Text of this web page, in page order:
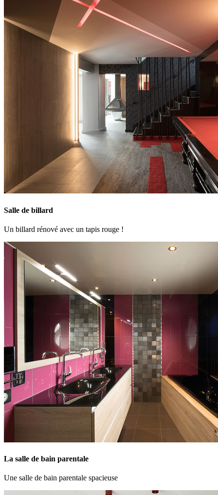
Salle de billard
Un billard rénové avec un tapis rouge !
La salle de bain parentale
Une salle de bain parentale spacieuse